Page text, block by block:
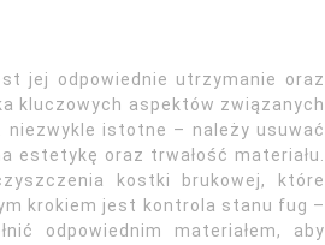
jej odpowiednie utrzymanie oraz
kluczowych aspektów związanych
istotne – należy usuwać
estetykę oraz trwałość materiału.
kostki brukowej, które
krokiem jest kontrola stanu fug –
odpowiednim materiałem, aby